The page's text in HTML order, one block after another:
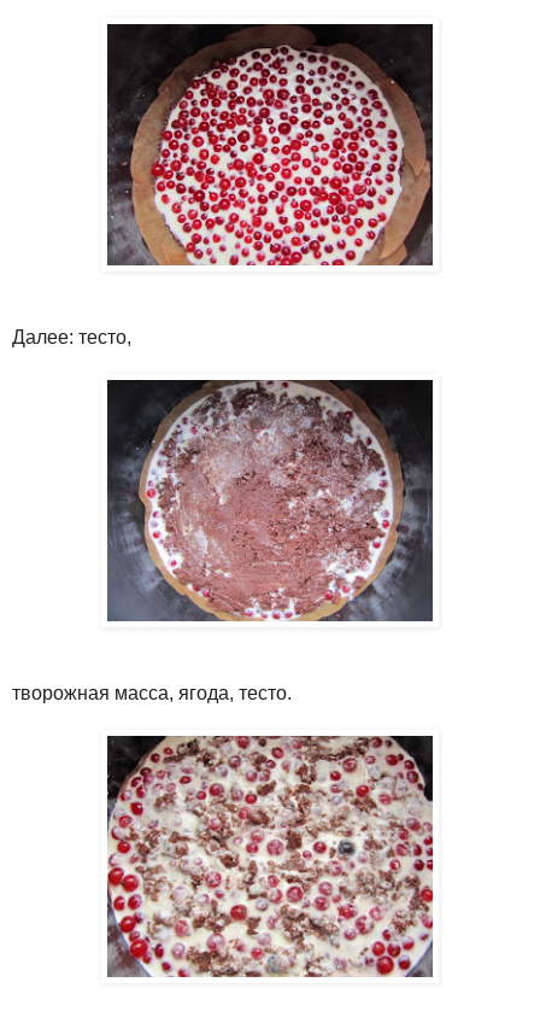
Далее: тесто,
творожная масса, ягода, тесто.